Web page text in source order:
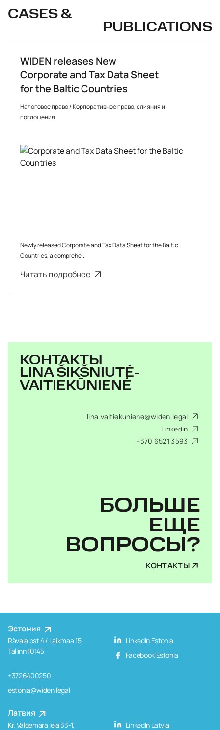
CASES &
PUBLICATIONS
WIDEN releases New
Corporate and Tax Data Sheet
for the Baltic Countries
Налоговое право/Корпоративное право, слияния и
поглощения
Newly released Corporate and Tax Data Sheet for the Baltic
Countries, a comprehe...
Читать подробнее
КОНТАКТЫ
LINA ŠIKŠNIUTĖ-
VAITIEKŪNIENĖ
lina.vaitiekuniene@widen.legal
Linkedin
+370 6521 3593
БОЛЬШЕ
ЕЩЕ
ВОПРОСЫ?
КОНТАКТЫ
Эстония
Rävala pst 4 / Laikmaa 15
Tallinn 10145
+3726400250
estonia@widen.legal
LinkedIn Estonia
Facebook Estonia
Латвия
Kr. Valdemāra iela 33-1,
LinkedIn Latvia